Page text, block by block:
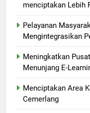
menciptakan Lebih
Pelayanan
Mengintegrasikan
Meningkatkan
Menunjang E-
Menciptakan Area
Cemerlang